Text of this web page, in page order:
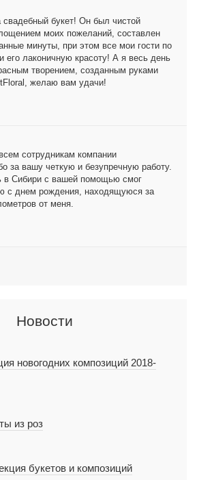
свадебный букет! Он был чистой
моих пожеланий, составлен
минуты, при этом все мои гости по
его лаконичную красоту! А я весь день
творением, созданным руками
желаю вам удачи!
сотрудникам компании
за вашу четкую и безупречную работу.
в Сибири с вашей помощью смог
с днем рождения, находящуюся за
от меня.
Новости
новогодних композиций 2018-
из роз
букетов и композиций